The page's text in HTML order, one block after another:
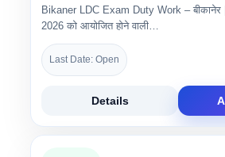
Bikaner LDC Exam Duty Work –
2026 को आयोजित होने वाली…
Last Date: Open
Details